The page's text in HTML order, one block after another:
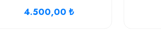
4.500,00 ₺